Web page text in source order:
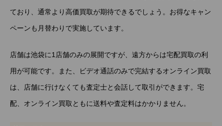
ており、通常より高価買取が期待できるでしょう。お得なキャン
ペーンも月替わりで実施しています。
店舗は池袋に1店舗のみの展開ですが、遠方からは宅配買取の利
用が可能です。また、ビデオ通話のみで完結するオンライン買取
は、店舗に行けなくても査定士と会話して取引ができます。宅
配、オンライン買取ともに送料や査定料はかかりません。